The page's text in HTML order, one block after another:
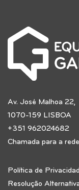
Av. José Malhoa 22,
1070-159 LISBOA
+351 962024682
Chamada para a
Política de
Resolução